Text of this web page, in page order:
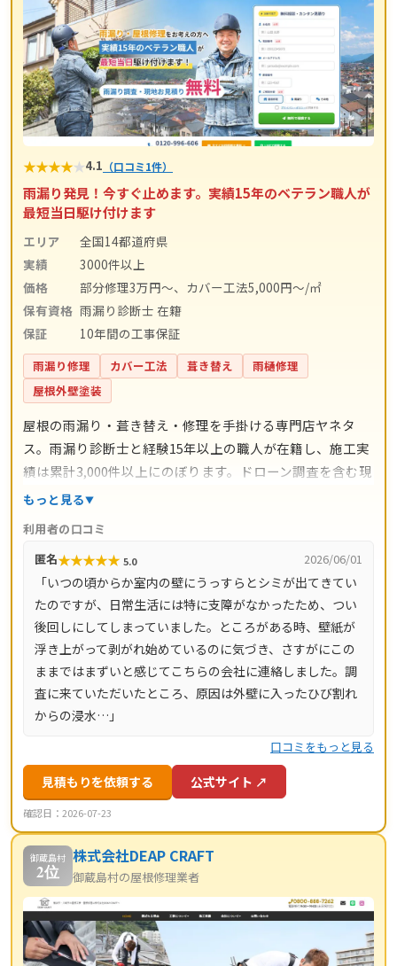
★★★★★4.1 （口コミ1件）
雨漏り発見！今すぐ止めます。実績15年のベテラン職人が
最短当日駆け付けます
エリア
全国14都道府県
実績
3000件以上
価格
部分修理3万円～、カバー工法5,000円～/㎡
保有資格 雨漏り診断士 在籍
保証
10年間の工事保証
雨漏り修理 カバー工法 葺き替え
雨樋修理
屋根外壁塗装
屋根の雨漏り・葺き替え・修理を手掛ける専門店ヤネタ
ス。雨漏り診断士と経験15年以上の職人が在籍し、施工実
績は累計3,000件以上にのぼります。ドローン調査を含む現
地調査・お見積り・出張費は無料。瓦ずれ直し1,500円〜/
㎡と料金の目安が明確で、自社職人の直接施工により中間
マージンがかかりません。施工後は10年間の工事保証付
き。東京都・神奈川県・埼玉県・千葉県・茨城県・栃木
県・群馬県など全国14都道府県に対応し、LINE・メールは
24時間受付、最短当日にお伺いします。
もっと見る
利用者の口コミ
匿名★★★★★ 5.0 2026/06/01
「いつの頃からか室内の壁にうっすらとシミが出てきてい
たのですが、日常生活には特に支障がなかったため、つい
後回しにしてしまっていました。ところがある時、壁紙が
浮き上がって剥がれ始めているのに気づき、さすがにこの
ままではまずいと感じてこちらの会社に連絡しました。調
査に来ていただいたところ、原因は外壁に入ったひび割れ
からの浸水…」
口コミをもっと見る
見積もりを依頼する 公式サイト ↗
確認日：2026-07-23
御蔵島村
2位
株式会社DEAP CRAFT
御蔵島村の屋根修理業者